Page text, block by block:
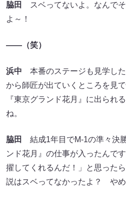
脇田
スベってないよ。なんで
よ～！
――（笑）
浜中 本番のステージも見学し
から師匠が出ていくところを見
『東京グランド花月』に出られ
ね。
脇田
結成1年目でM-1の準々決
ンド花月』の仕事が入ったんで
擢してくれるんだ！」と思った
説はスベってなかったよ？ やめ